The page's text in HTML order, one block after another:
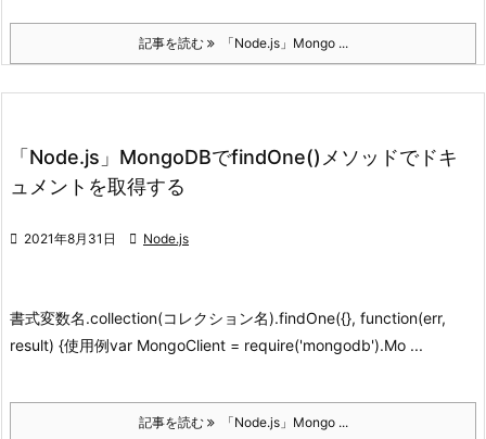
記事を読む 「Node.js」Mongo ...
「Node.js」MongoDBでfindOne()メソッドでドキ
ュメントを取得する
 2021年8月31日  Node.js
書式変数名.collection(コレクション名).findOne({}, function(err,
result) {使用例var MongoClient = require('mongodb').Mo ...
記事を読む 「Node.js」Mongo ...